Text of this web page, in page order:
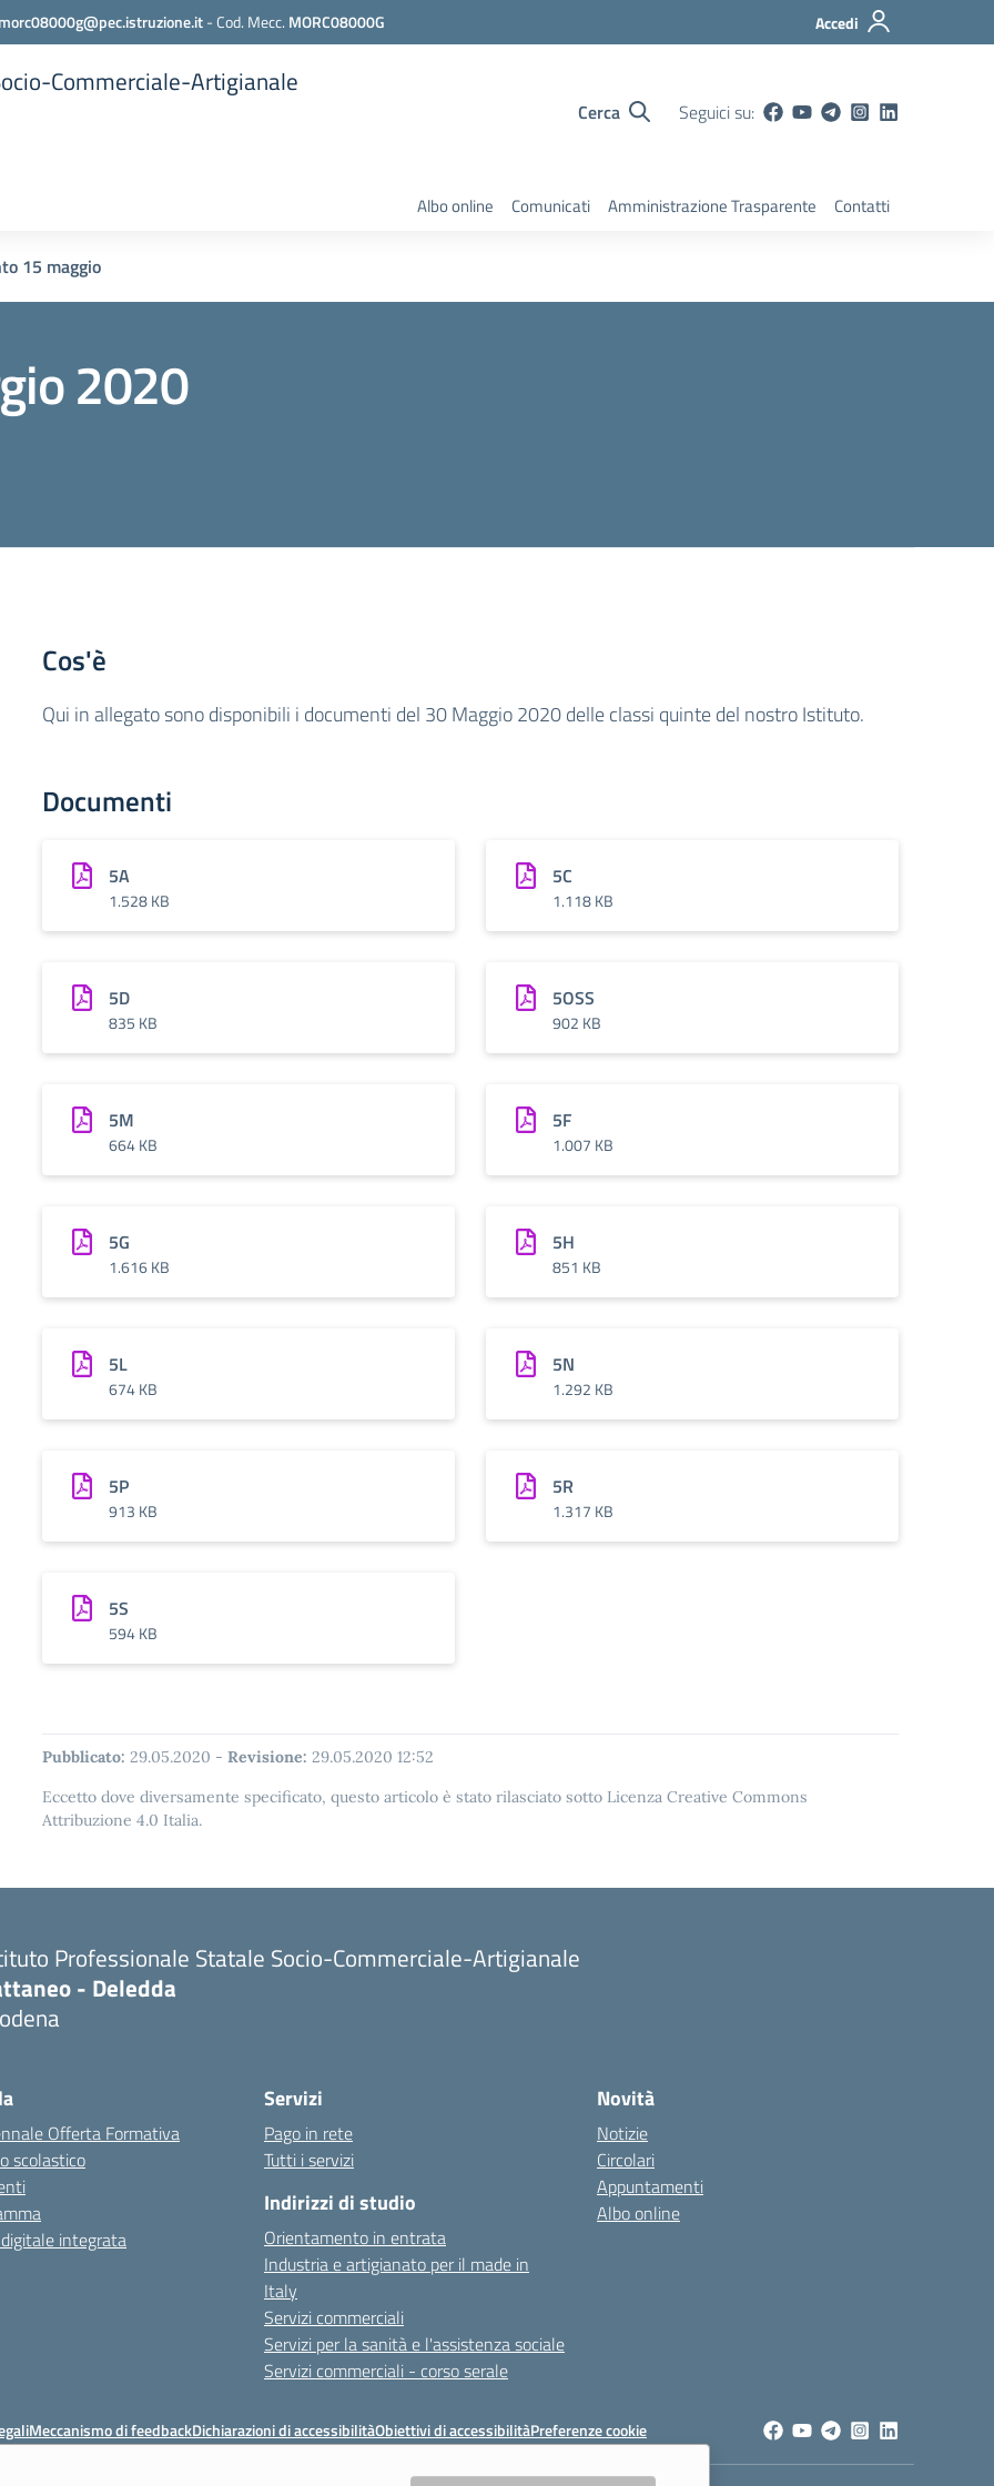
-Cod. Mecc. MORC08000G Accedi
Commerciale-Artigianale
Cerca Seguici su:
Albo online Comunicati Amministrazione Trasparente Contatti
15 maggio
2020
Cos'è
Qui in allegato sono disponibili i documenti del 30 Maggio 2020 delle classi quinte del nostro Istituto.
Documenti
5A
1.528 KB
5C
1.118 KB
5D
835 KB
5OSS
902 KB
5M
664 KB
5F
1.007 KB
5G
1.616 KB
5H
851 KB
5L
674 KB
5N
1.292 KB
5P
913 KB
5R
1.317 KB
5S
594 KB
Pubblicato: 29.05.2020 - Revisione: 29.05.2020 12:52
Eccetto dove diversamente specificato, questo articolo è stato rilasciato sotto Licenza Creative Commons
Attribuzione 4.0 Italia.
Professionale Statale Socio-Commerciale-Artigianale
- Deledda
Offerta Formativa
scolastico
integrata
Servizi
Pago in rete
Tutti i servizi
Indirizzi di studio
Orientamento in entrata
Industria e artigianato per il made in
Italy
Servizi commerciali
Servizi per la sanità e l'assistenza sociale
Servizi commerciali - corso serale
Novità
Notizie
Circolari
Appuntamenti
Albo online
Meccanismo di feedbackDichiarazioni di accessibilitàObiettivi di accessibilitàPreferenze cookie